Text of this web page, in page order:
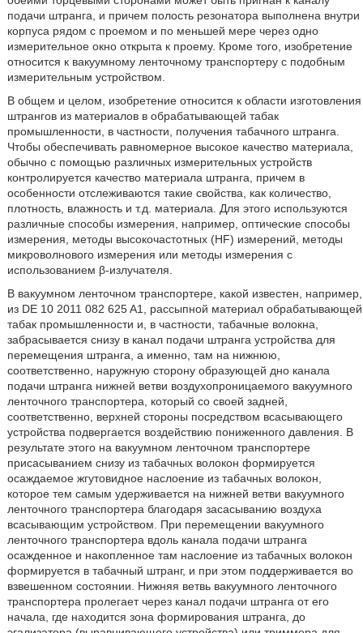
подачи штранга, и причем полость резонатора выполнена внутри
корпуса рядом с проемом и по меньшей мере через одно
измерительное окно открыта к проему. Кроме того, изобретение
относится к вакуумному ленточному транспортеру с подобным
измерительным устройством.
В общем и целом, изобретение относится к области изготовления
штрангов из материалов в обрабатывающей табак
промышленности, в частности, получения табачного штранга.
Чтобы обеспечивать равномерное высокое качество материала,
обычно с помощью различных измерительных устройств
контролируется качество материала штранга, причем в
особенности отслеживаются такие свойства, как количество,
плотность, влажность и т.д. материала. Для этого используются
различные способы измерения, например, оптические способы
измерения, методы высокочастотных (HF) измерений, методы
микроволнового измерения или методы измерения с
использованием β-излучателя.
В вакуумном ленточном транспортере, какой известен, например,
из DE 10 2011 082 625 A1, рассыпной материал обрабатывающей
табак промышленности и, в частности, табачные волокна,
забрасывается снизу в канал подачи штранга устройства для
перемещения штранга, а именно, там на нижнюю,
соответственно, наружную сторону образующей дно канала
подачи штранга нижней ветви воздухопроницаемого вакуумного
ленточного транспортера, который со своей задней,
соответственно, верхней стороны посредством всасывающего
устройства подвергается воздействию пониженного давления. В
результате этого на вакуумном ленточном транспортере
присасыванием снизу из табачных волокон формируется
осаждаемое жгутовидное наслоение из табачных волокон,
которое тем самым удерживается на нижней ветви вакуумного
ленточного транспортера благодаря засасыванию воздуха
всасывающим устройством. При перемещении вакуумного
ленточного транспортера вдоль канала подачи штранга
осажденное и накопленное там наслоение из табачных волокон
формируется в табачный штранг, и при этом поддерживается во
взвешенном состоянии. Нижняя ветвь вакуумного ленточного
транспортера пролегает через канал подачи штранга от его
начала, где находится зона формирования штранга, до